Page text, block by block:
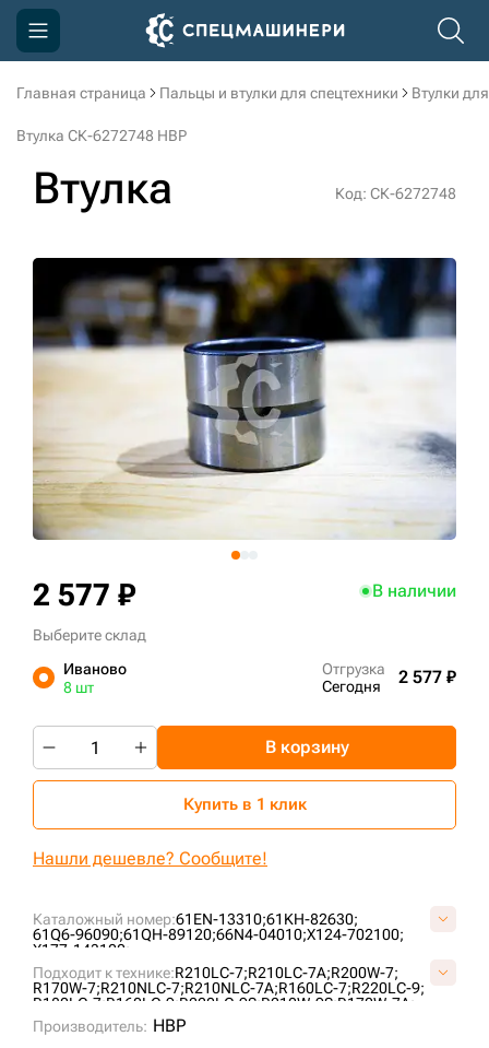
Главная страница Пальцы и втулки для спецтехники Втулки
Втулка СК-6272748 HBP
Втулка Код: СК-6272748
Каталожный номер:61EN-13310;61KH-82630;
61Q6-96090;61QH-89120;66N4-04010;X124-702100;
X177-143100;
Подходит к технике:R210LC-7;R210LC-7A;R200W-7;
R170W-7;R210NLC-7;R210NLC-7A;R160LC-7;R220LC-9;
R180LC-7;R160LC-9;R220LC-9S;R210W-9S;R170W-7A;
R200W-7A;
R180LC-9;R180W-9S;
Производитель: HBP
2 577 ₽ В наличии
Выберите склад
Иваново
8 шт
Отгрузка
Сегодня
2 577 ₽
В корзину
Купить в 1 клик
Нашли дешевле? Сообщите!
Компания
Доставка и оплата
Контакты
3D тур по производству
sksale@skdst.ru
+7 (499) 394-50-93